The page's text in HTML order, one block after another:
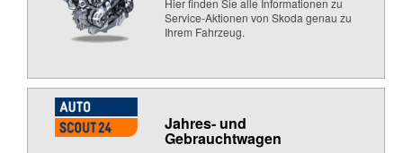
Hier finden Sie alle Informationen zu
Service-Aktionen von Skoda genau zu
Ihrem Fahrzeug.
Jahres- und
Gebrauchtwagen